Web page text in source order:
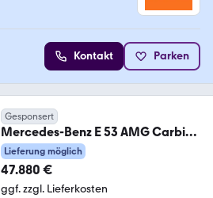
Kontakt Parken
Gesponsert
Mercedes-Benz E 53 AMG Carbio
SPORTABGAS,MULTIBEAM,SITZKL
IMA
Lieferung möglich
47.880 €
ggf. zzgl. Lieferkosten